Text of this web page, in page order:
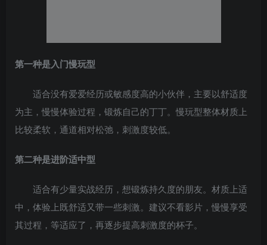
第一种是入门慢玩型
适合没有爱爱经历或敏感度高的小伙伴，主要以舒适度
为主，慢慢体验过程，锻炼自己的丁丁。慢玩型整体材质上
比较柔软，通道相对松弛，刺激度较低。
第二种是进阶适中型
适合有少量实战经历，想锻炼持久度的朋友。材质上适
中，体验上既舒适又带一些刺激。建议不看影片，慢慢享受
其过程，等适应了，再逐步提高刺激度的杯子。